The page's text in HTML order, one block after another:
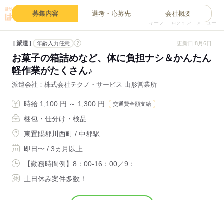
キープ ログイン メニュー
募集内容 選考・応募先 会社概要
派遣 年齢入力任意 ? 更新日:8月6日
お菓子の箱詰めなど、体に負担ナシ＆かんたん
軽作業がたくさん♪
派遣会社 株式会社テクノ・サービス 山形営業所
時給 1,100 円 ～ 1,300 円 交通費全額支給
梱包・仕分け・検品
東置賜郡川西町 / 中郡駅
即日〜 / 3ヵ月以上
【勤務時間例】8：00-16：00／9：…
土日休み案件多数！